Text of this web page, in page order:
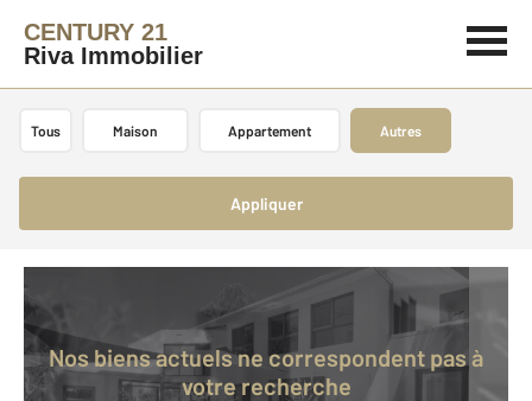
CENTURY 21
Riva Immobilier
Tous Maison Appartement Autres
Appliquer
Nos biens actuels ne correspondent pas à
votre recherche